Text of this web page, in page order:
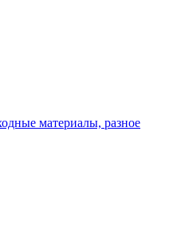
материалы, разное